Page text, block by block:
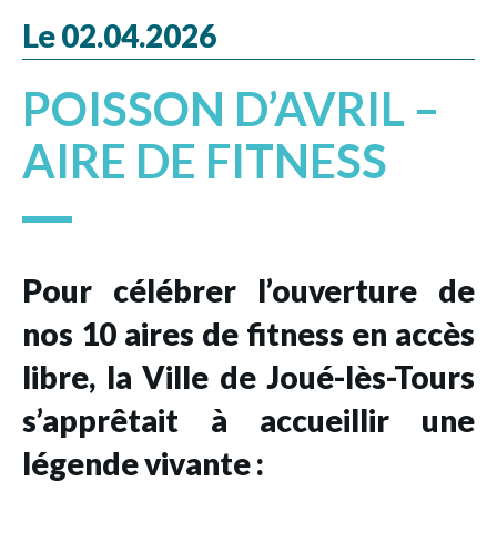
Le 02.04.2026
POISSON D’AVRIL –
AIRE DE FITNESS
Pour célébrer l’ouverture de
nos 10 aires de fitness en accès
libre, la Ville de Joué-lès-Tours
s’apprêtait à accueillir une
légende vivante :